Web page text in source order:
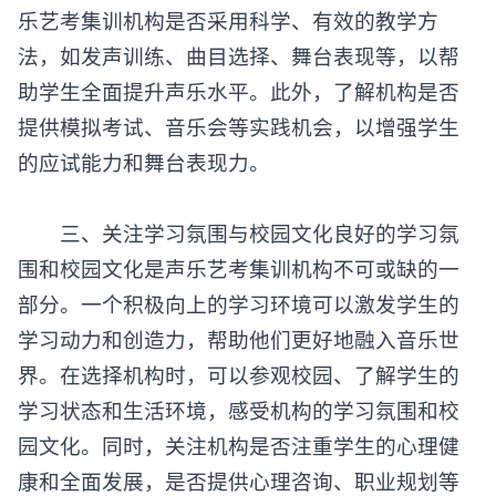
乐艺考集训机构是否采用科学、有效的教学方
法，如发声训练、曲目选择、舞台表现等，以帮
助学生全面提升声乐水平。此外，了解机构是否
提供模拟考试、音乐会等实践机会，以增强学生
的应试能力和舞台表现力。
三、关注学习氛围与校园文化良好的学习氛
围和校园文化是声乐艺考集训机构不可或缺的一
部分。一个积极向上的学习环境可以激发学生的
学习动力和创造力，帮助他们更好地融入音乐世
界。在选择机构时，可以参观校园、了解学生的
学习状态和生活环境，感受机构的学习氛围和校
园文化。同时，关注机构是否注重学生的心理健
康和全面发展，是否提供心理咨询、职业规划等